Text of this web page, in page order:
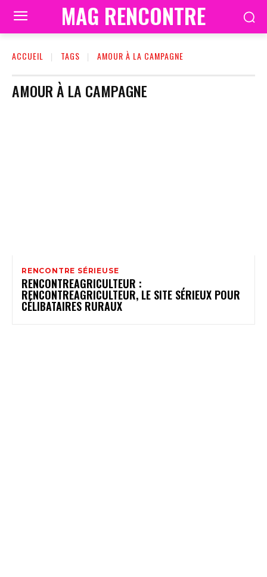
MAG RENCONTRE
ACCUEIL TAGS AMOUR À LA CAMPAGNE
AMOUR À LA CAMPAGNE
RENCONTRE SÉRIEUSE
RENCONTREAGRICULTEUR :
RENCONTREAGRICULTEUR, LE SITE SÉRIEUX POUR
CÉLIBATAIRES RURAUX